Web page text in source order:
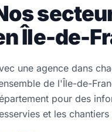
Île-de-
une agence dans
de l'Île-de-
pour des
et les chantiers